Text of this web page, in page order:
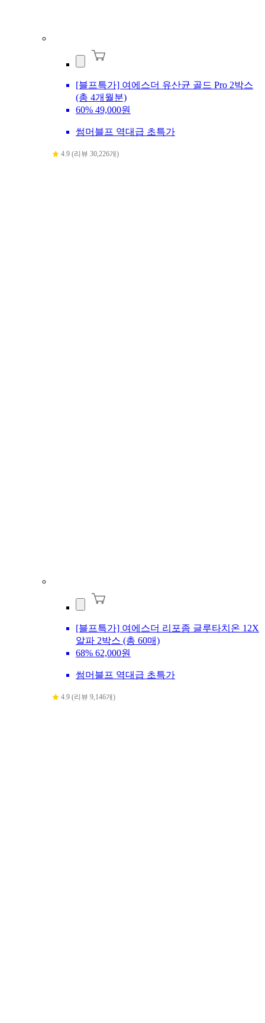
[블프특가] 여에스더 유산균 골드 Pro 2박스
(총 4개월분)
60% 49,000원
썸머블프 역대급 초특가
4.9 (리뷰 30,226개)
[블프특가] 여에스더 리포좀 글루타치온 12X
알파 2박스 (총 60매)
68% 62,000원
썸머블프 역대급 초특가
4.9 (리뷰 9,146개)